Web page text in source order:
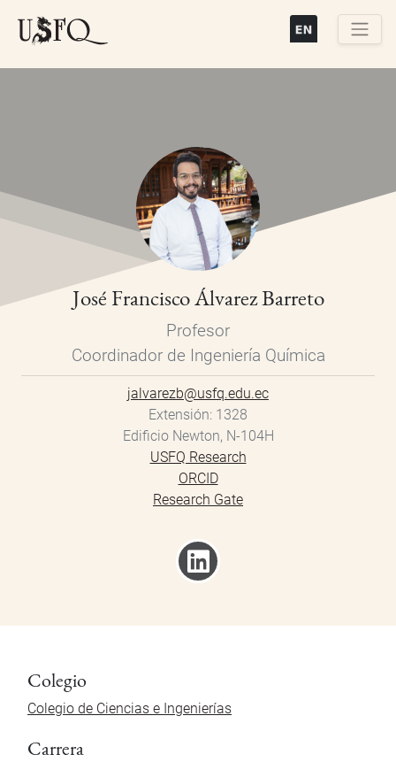
José Francisco Álvarez Barreto
Profesor
Coordinador de Ingeniería Química
jalvarezb@usfq.edu.ec
Extensión 1328
Edificio Newton, N-104H
USFQ Research
ORCID
Research Gate
Colegio
Colegio de Ciencias e Ingenierías
Carrera